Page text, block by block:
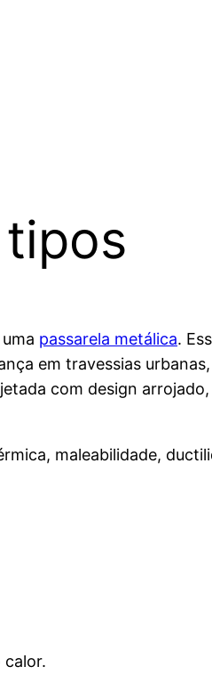
passarela metálica.
em travessias urbanas,
com design arrojado,
maleabilidade,